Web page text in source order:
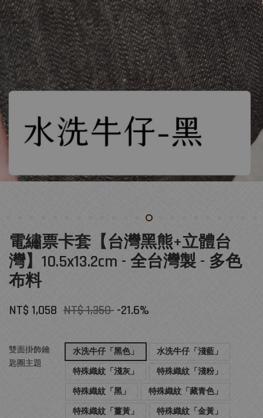
電繡票卡套【台灣黑熊+立體台
灣】10.5x13.2cm - 全台灣製 - 多色
布料
NT$ 1,058 NT$ 1,350 -21.6%
雙面掛飾鑰
匙圈主題
水洗牛仔「黑色」
水洗牛仔「淺藍」
特殊織紋「淺灰」
特殊織紋「淺粉」
特殊織紋「黑」
特殊織紋「藏青色」
特殊織紋「薑黃」
特殊織紋「金黃」